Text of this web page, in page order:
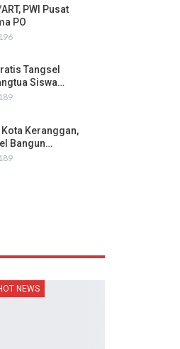
PWI Pusat
PO
196
Tangsel
Siswa…
189
Keranggan,
Bangun…
189
NEWS